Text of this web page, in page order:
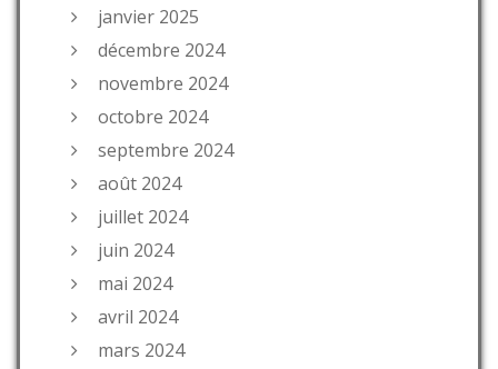
janvier 2025
décembre 2024
novembre 2024
octobre 2024
septembre 2024
août 2024
juillet 2024
juin 2024
mai 2024
avril 2024
mars 2024